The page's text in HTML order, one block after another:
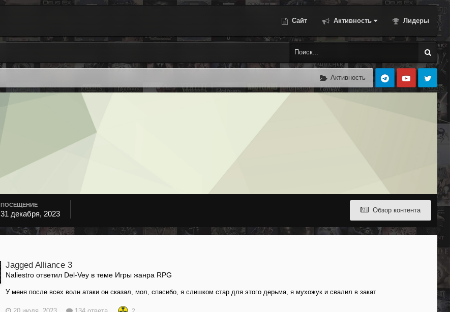
Сайт Активность Лидеры
Активность
Обзор контента
ПОСЕЩЕНИЕ
31 декабря, 2023
Jagged Alliance 3
Naliestro ответил Del-Vey в теме Игры жанра RPG
У меня после всех волн атаки он сказал, мол, спасибо, я слишком стар для этого дерьма, я мухожук и свалил в закат